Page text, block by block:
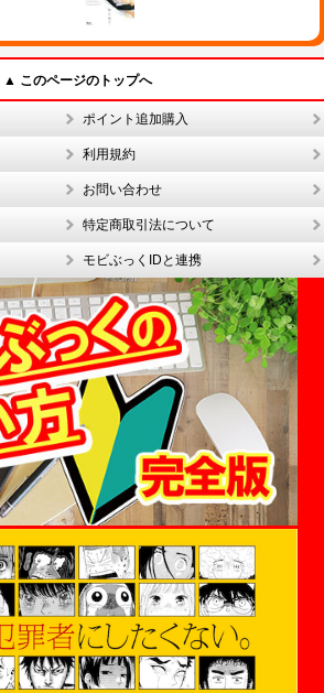
▲ このページのトップへ
ポイント追加購入
利用規約
お問い合わせ
特定商取引法について
モビぶっくIDと連携